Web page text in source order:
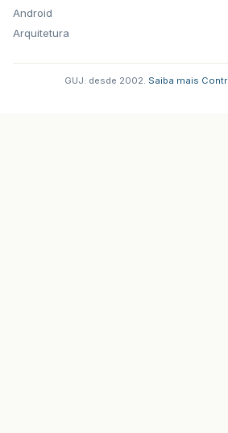
Android
Arquitetura
GUJ: desde 2002. Saiba mais